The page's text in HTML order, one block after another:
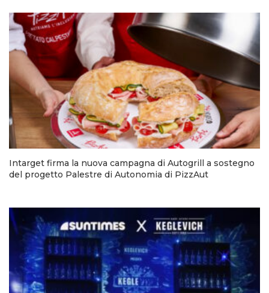
Intarget firma la nuova campagna di Autogrill a sostegno
del progetto Palestre di Autonomia di PizzAut